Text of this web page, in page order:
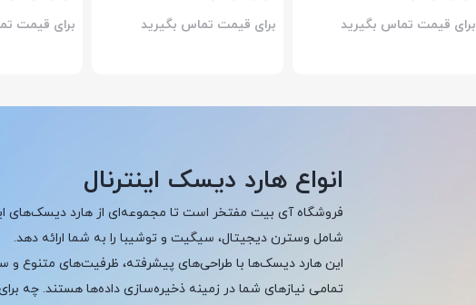
برای قیمت تماس بگیرید برای قیمت تماس بگیرید برای قیمت
انواع هارد دیسک اینترنال
فروشگاه آی بیت مفتخر است تا مجموعه‌ای از هارد دیسک‌های
شامل وسترن دیجیتال، سیگیت و توشیبا را به شما ارائه دهد.
این هارد دیسک‌ها با طراحی‌های پیشرفته، ظرفیت‌های متنوع و
تمامی نیازهای شما در زمینه ذخیره‌سازی داده‌ها هستند. چه